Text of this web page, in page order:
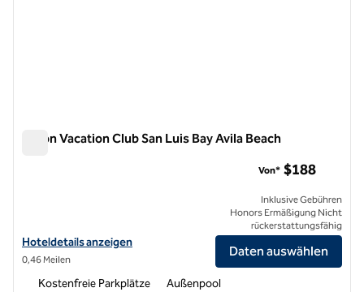
Hilton Vacation Club San Luis Bay Avila Beach
Hoteldetails für Hilton Vacation Club San Luis Bay Avila Beach
Hoteldetails anzeigen
0,46 Meilen
Von* $188
Inklusive Gebühren
Honors Ermäßigung Nicht
rückerstattungsfähig
Daten auswählen
Kostenfreie Parkplätze Außenpool